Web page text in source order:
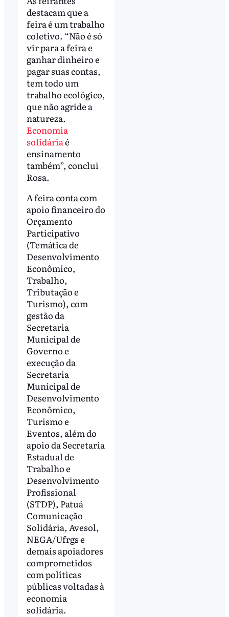
destacam que a
feira é um trabalho
coletivo. “Não é só
vir para a feira e
ganhar dinheiro e
pagar suas contas,
tem todo um
trabalho ecológico,
que não agride a
natureza.
Economia
solidáriaé
ensinamento
também”, conclui
Rosa.
A feira conta com
apoio financeiro do
Orçamento
Participativo
(Temática de
Desenvolvimento
Econômico,
Trabalho,
Tributação e
Turismo), com
gestão da
Secretaria
Municipal de
Governo e
execução da
Secretaria
Municipal de
Desenvolvimento
Econômico,
Turismo e
Eventos, além do
apoio da Secretaria
Estadual de
Trabalho e
Desenvolvimento
Profissional
(STDP), Patuá
Comunicação
Solidária, Avesol,
NEGA/Ufrgs e
demais apoiadores
comprometidos
com políticas
públicas voltadas à
economia
solidária.